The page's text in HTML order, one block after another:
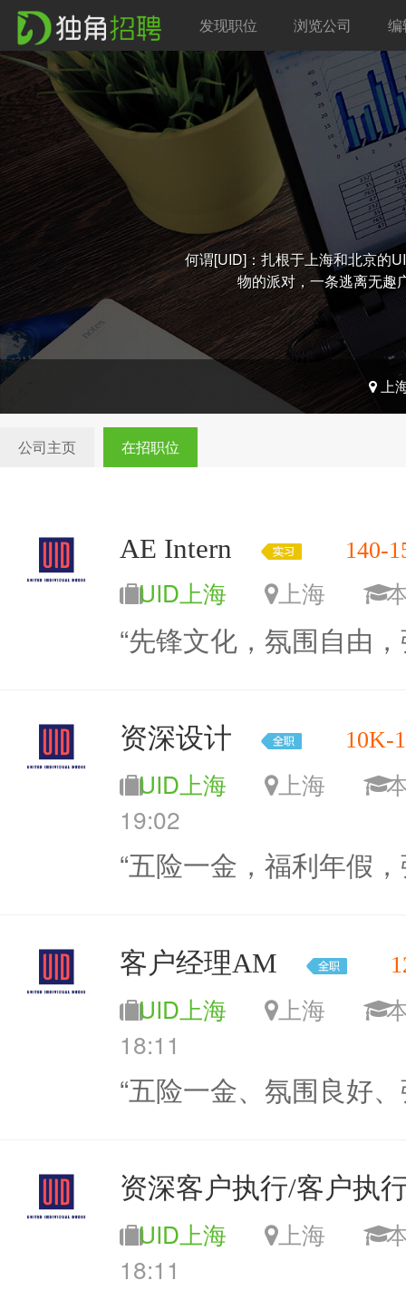
发现职位 浏览公司 编
何谓[UID]：扎根于上海和北京的
物的派对，一条逃离无趣
上
公司主页 在招职位
AE Intern 140-
UID上海 上海
“先锋文化，氛围自由
资深设计 10K-
UID上海 上海
19:02
“五险一金，福利年假
客户经理AM
UID上海 上海
18:11
“五险一金、氛围良好
资深客户执行/客户执
UID上海 上海
18:11